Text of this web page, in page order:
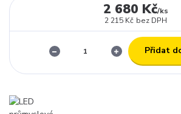
2 680 Kč/ks
2 215 Kč bez DPH
Přidat